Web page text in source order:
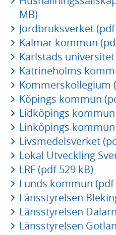
MB)
Jordbruksverket
Kalmar kommun
Karlstads
Katrineholms
Kommerskollegium
Köpings kommun
Lidköpings
Linköpings
Livsmedelsverket
Lokal Utveckling
LRF (pdf 529 kB)
Lunds kommun (pdf
Länsstyrelsen
Länsstyrelsen
Länsstyrelsen